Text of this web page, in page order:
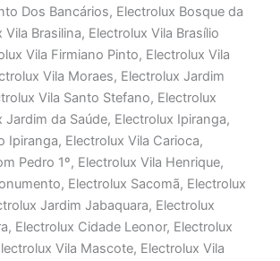
Dos Bancários, Electrolux Bosque da
Vila Brasilina, Electrolux Vila Brasílio
Vila Firmiano Pinto, Electrolux Vila
Vila Moraes, Electrolux Jardim
Vila Santo Stefano, Electrolux
Jardim da Saúde, Electrolux Ipiranga,
Ipiranga, Electrolux Vila Carioca,
Pedro 1º, Electrolux Vila Henrique,
Electrolux Sacomã, Electrolux
Jardim Jabaquara, Electrolux
Electrolux Cidade Leonor, Electrolux
Vila Mascote, Electrolux Vila